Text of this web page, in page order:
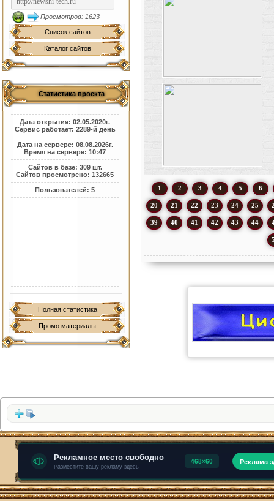
Просмотров: 1623
Список сайтов
Каталог сайтов
Статистика проекта
Дата открытия: 02.05.2020г.
Сервис работает: 2289-й день
Дата на сервере: 08.08.2026г.
Время на сервере: 10:47
Сайтов в базе: 309 шт.
Сайтов просмотрено: 132665
Пользователей: 5
Полная статистика
Промо материалы
1 2 3 4 5 6
20 21 22 23 24 25
39 40 41 42 43 44